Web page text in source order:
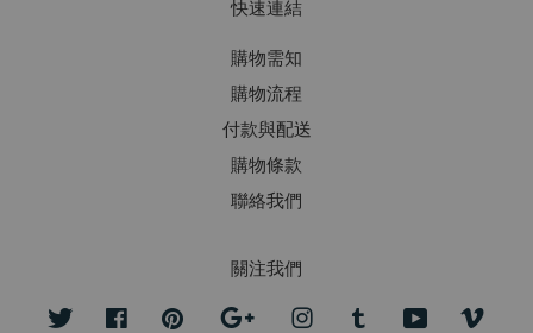
快速連結
購物需知
購物流程
付款與配送
購物條款
聯絡我們
關注我們
Twitter FacebookPinterest Google InstagramTumblr YouTube